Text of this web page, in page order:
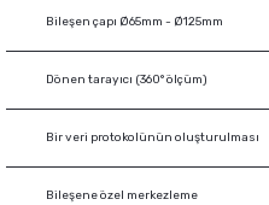
Bileşen çapı Ø65mm - Ø125mm
Dönen tarayıcı (360° ölçüm)
Bir veri protokolünün oluşturulması
Bileşene özel merkezleme